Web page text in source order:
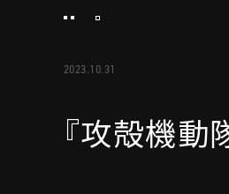
2023.10.31
『攻殻機動